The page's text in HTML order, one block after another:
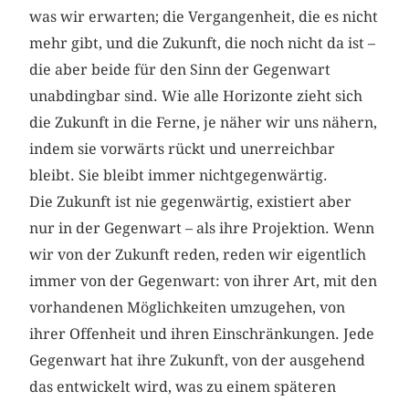
was wir erwarten; die Vergangenheit, die es nicht
mehr gibt, und die Zukunft, die noch nicht da ist –
die aber beide für den Sinn der Gegenwart
unabdingbar sind. Wie alle Horizonte zieht sich
die Zukunft in die Ferne, je näher wir uns nähern,
indem sie vorwärts rückt und unerreichbar
bleibt. Sie bleibt immer nichtgegenwärtig.
Die Zukunft ist nie gegenwärtig, existiert aber
nur in der Gegenwart – als ihre Projektion. Wenn
wir von der Zukunft reden, reden wir eigentlich
immer von der Gegenwart: von ihrer Art, mit den
vorhandenen Möglichkeiten umzugehen, von
ihrer Offenheit und ihren Einschränkungen. Jede
Gegenwart hat ihre Zukunft, von der ausgehend
das entwickelt wird, was zu einem späteren